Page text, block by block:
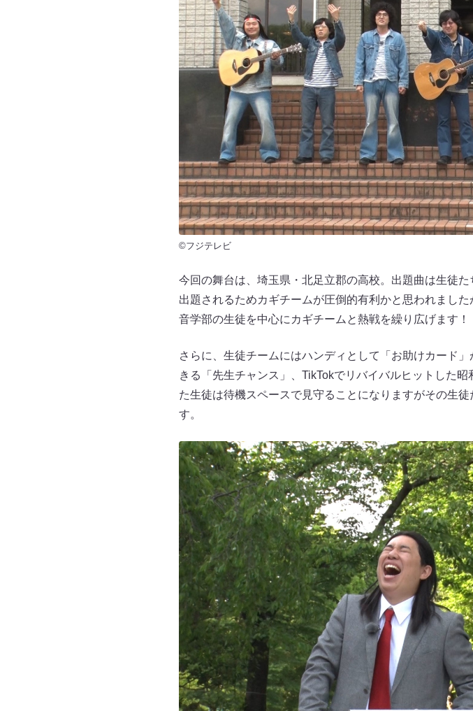
©フジテレビ
今回の舞台は、埼玉県・北足立郡の高校。出題曲は生徒
出題されるためカギチームが圧倒的有利かと思われまし
音学部の生徒を中心にカギチームと熱戦を繰り広げます！
さらに、生徒チームにはハンディとして「お助けカード
きる「先生チャンス」、TikTokでリバイバルヒットした
た生徒は待機スペースで見守ることになりますがその生
す。